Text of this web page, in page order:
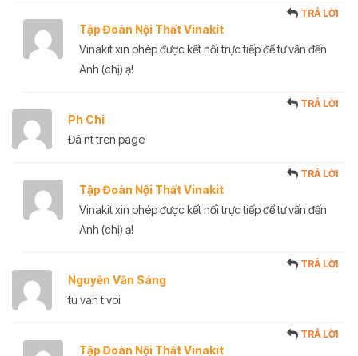
Tập Đoàn Nội Thất Vinakit
TRẢ LỜI
Vinakit xin phép được kết nối trực tiếp để tư vấn đến
Anh (chị) ạ!
Ph Chi
TRẢ LỜI
Đã nt tren page
Tập Đoàn Nội Thất Vinakit
TRẢ LỜI
Vinakit xin phép được kết nối trực tiếp để tư vấn đến
Anh (chị) ạ!
Nguyễn Văn Sáng
TRẢ LỜI
tu van t voi
Tập Đoàn Nội Thất Vinakit
TRẢ LỜI